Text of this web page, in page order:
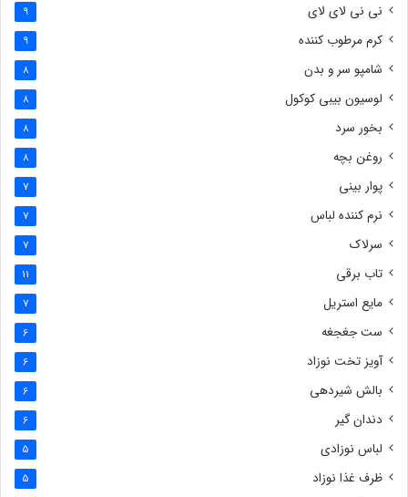
نی نی لای لای 9
کرم مرطوب کننده 9
شامپو سر و بدن 8
لوسیون بیبی کوکول 8
بخور سرد 8
روغن بچه 8
پوار بینی 7
نرم کننده لباس 7
سرلاک 7
تاب برقی 11
مایع استریل 7
ست جغجغه 6
آویز تخت نوزاد 6
بالش شیردهی 6
دندان گیر 6
لباس نوزادی 5
ظرف غذا نوزاد 5